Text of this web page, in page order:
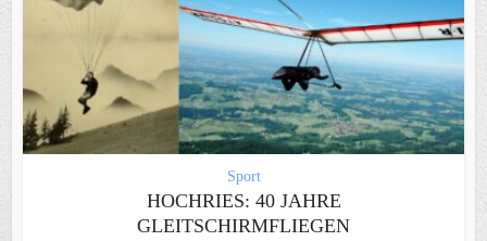
Sport
HOCHRIES: 40 JAHRE
GLEITSCHIRMFLIEGEN